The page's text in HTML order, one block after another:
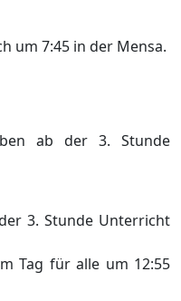
um 7:45 in der Mensa.
ab der 3. Stunde
3. Stunde Unterricht
Tag für alle um 12:55